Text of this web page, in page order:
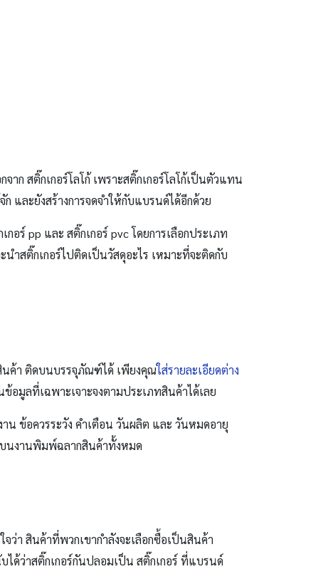
ก สติ๊กเกอร์โลโก้ เพราะสติ๊กเกอร์โลโก้เป็นตัวแทน
ละยังสร้างการจดจำให้กับแบรนด์ได้อีกด้วย
ร์ pp และ สติ๊กเกอร์ pvc โดยการเลือกประเภท
สติ๊กเกอร์ไปติดเป็นวัสดุอะไร เหมาะที่จะติดกับ
ค้า ติดบนบรรจุภัณฑ์ได้ เพียงคุณใส่รายละเอียดต่าง
มูลที่เฉพาะเจาะจงตามประเภทสินค้าได้เลย
ข้อควรระวัง คำเตือน วันผลิต และ วันหมดอายุ
นงานพิมพ์ฉลากสินค้าทั้งหมด
า สินค้าที่พวกเขากำลังจะเลือกซื้อเป็นสินค้า
ด้ว่าสติ๊กเกอร์กันปลอมเป็น สติ๊กเกอร์ ที่แบรนด์